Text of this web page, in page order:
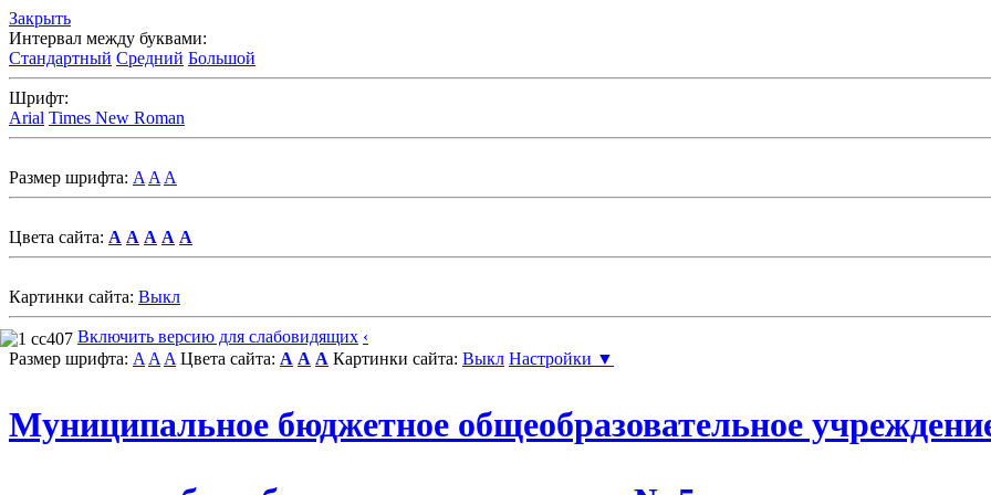
Закрыть
Интервал между буквами:
Стандартный Средний Большой
Шрифт:
Arial Times New Roman
Размер шрифта: A A A
Цвета сайта: A A A A A
Картинки сайта: Выкл
Включить версию для слабовидящих ‹
Размер шрифта: A A A Цвета сайта: A A A Картинки сайта: Выкл Настройки ▼
Муниципальное бюджетное общеобразовательное